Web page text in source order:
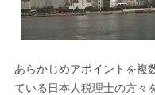
あらかじめアポイントを複
ている日本人税理士の方々